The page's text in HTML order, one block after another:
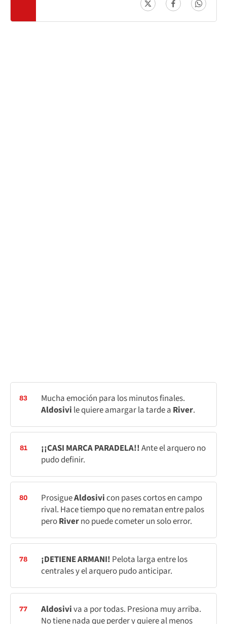
83
Mucha emoción para los minutos finales.
Aldosivi le quiere amargar la tarde a River.
81 ¡¡CASI MARCA PARADELA!!Ante el arquero no
pudo definir.
80 ProsigueAldosivicon pases cortos en campo
rival. Hace tiempo que no rematan entre palos
peroRiverno puede cometer un solo error.
78 ¡DETIENE ARMANI! Pelota larga entre los
centrales y el arquero pudo anticipar.
77 Aldosiviva a por todas. Presiona muy arriba.
No tiene nada que perder y quiere al menos